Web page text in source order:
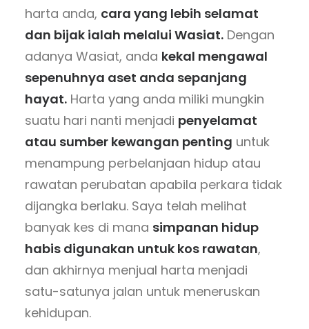
harta anda, cara yang lebih selamat
dan bijak ialah melalui Wasiat. Dengan
adanya Wasiat, anda kekal mengawal
sepenuhnya aset anda sepanjang
hayat. Harta yang anda miliki mungkin
suatu hari nanti menjadi penyelamat
atau sumber kewangan penting untuk
menampung perbelanjaan hidup atau
rawatan perubatan apabila perkara tidak
dijangka berlaku. Saya telah melihat
banyak kes di mana simpanan hidup
habis digunakan untuk kos rawatan,
dan akhirnya menjual harta menjadi
satu-satunya jalan untuk meneruskan
kehidupan.